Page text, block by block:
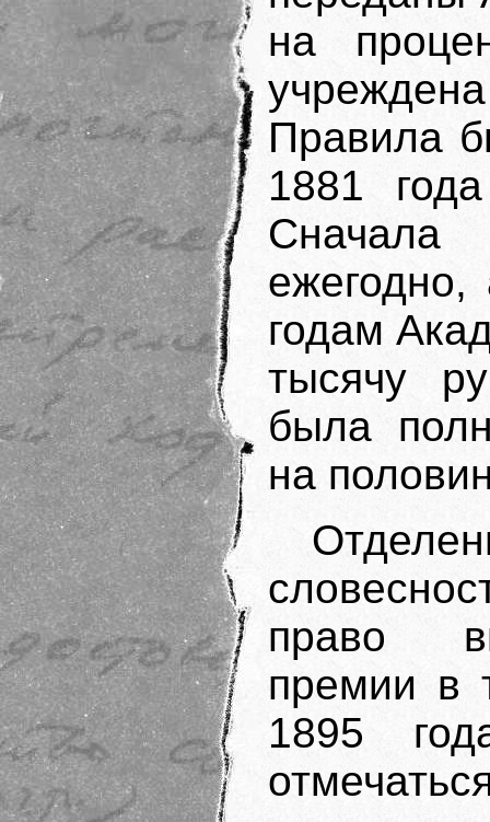
на
Правила
1881
годам
тысячу
была
на
право
премии в
1895